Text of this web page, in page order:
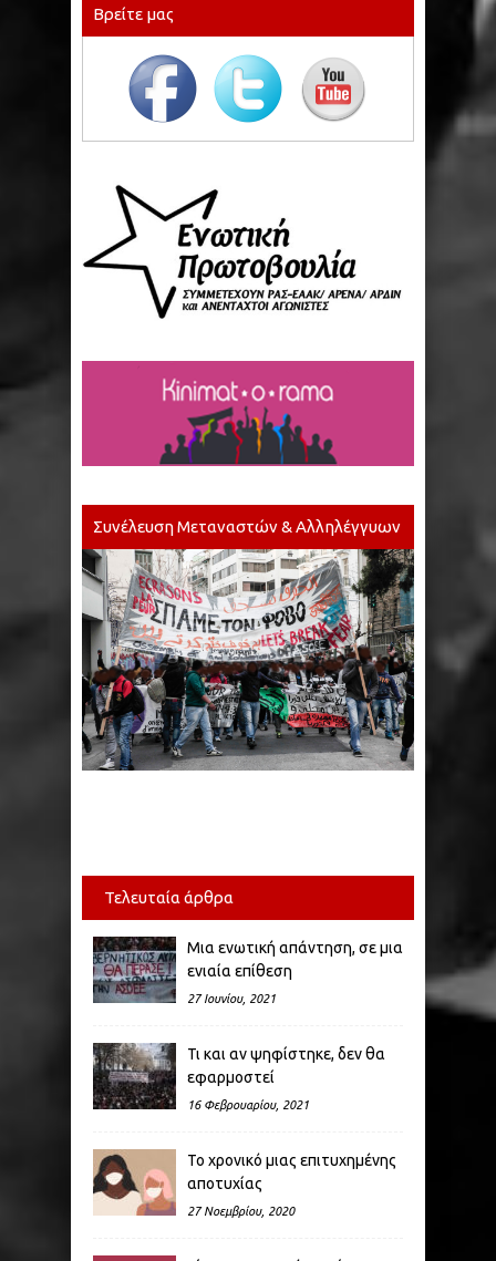
Βρείτε μας
Συνέλευση Μεταναστών & Αλληλέγγυων
Τελευταία άρθρα
Μια ενωτική απάντηση, σε μια
ενιαία επίθεση
27 Ιουνίου, 2021
Τι και αν ψηφίστηκε, δεν θα
εφαρμοστεί
16 Φεβρουαρίου, 2021
Το χρονικό μιας επιτυχημένης
αποτυχίας
27 Νοεμβρίου, 2020